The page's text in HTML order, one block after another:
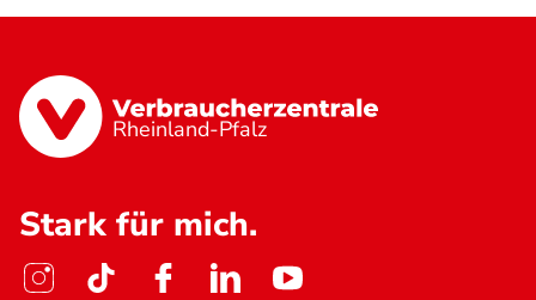
Rheinland-Pfalz
Stark für mich.